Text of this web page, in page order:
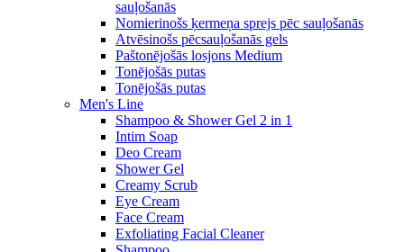
sauļošanās
Nomierinošs ķermeņa sprejs pēc sauļošanās
Atvēsinošs pēcsauļošanās gels
Paštonējošās losjons Medium
Tonējošās putas
Tonējošās putas
Men's Line
Shampoo & Shower Gel 2 in 1
Intim Soap
Deo Cream
Shower Gel
Creamy Scrub
Eye Cream
Face Cream
Exfoliating Facial Cleaner